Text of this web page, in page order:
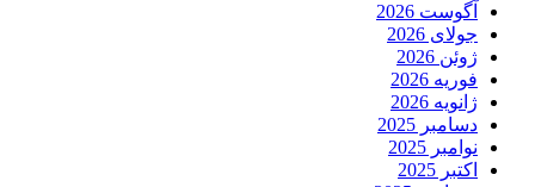
آگوست 2026
جولای 2026
ژوئن 2026
فوریه 2026
ژانویه 2026
دسامبر 2025
نوامبر 2025
اکتبر 2025